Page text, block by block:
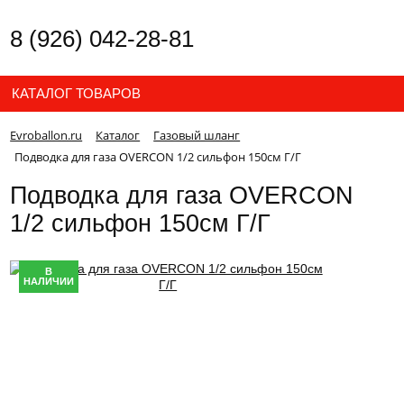
8 (926) 042-28-81
КАТАЛОГ ТОВАРОВ
Evroballon.ru Каталог
Газовый шланг
Подводка для газа OVERCON 1/2 сильфон 150см Г/Г
Подводка для газа OVERCON
1/2 сильфон 150см Г/Г
В
НАЛИЧИИ